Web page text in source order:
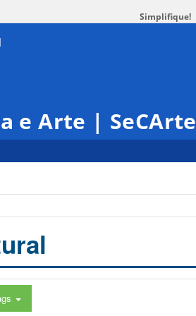
Simplifique!
e Arte | SeCArte